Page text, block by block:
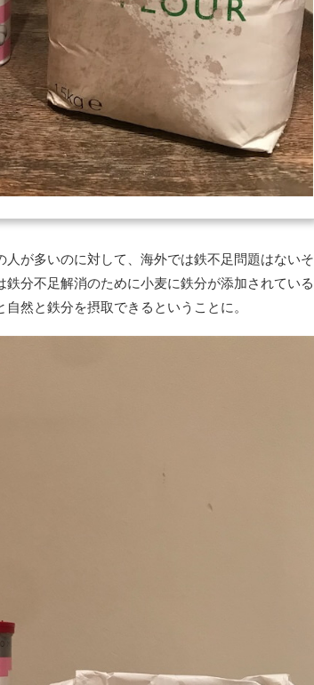
が多いのに対して、海外では鉄不足問題はないそ
分不足解消のために小麦に鉄分が添加されている
然と鉄分を摂取できるということに。